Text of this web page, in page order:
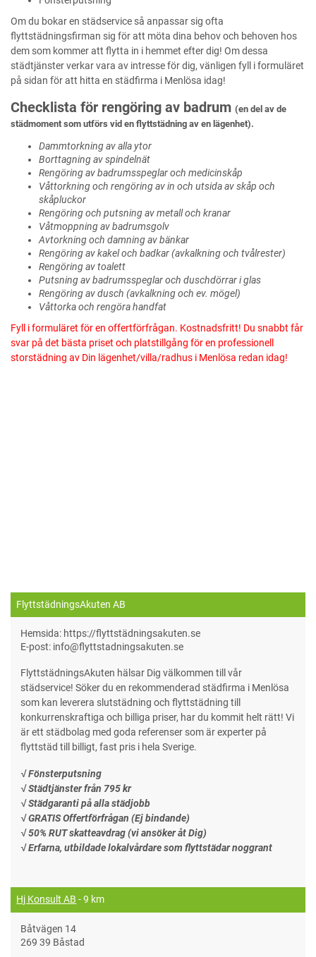
Om du bokar en städservice så anpassar sig ofta
flyttstädningsfirman sig för att möta dina behov och behoven hos
dem som kommer att flytta in i hemmet efter dig! Om dessa
städtjänster verkar vara av intresse för dig, vänligen fyll i formuläret
på sidan för att hitta en städfirma i Menlösa idag!
Checklista för rengöring av badrum (en del av de
städmoment som utförs vid en flyttstädning av en lägenhet).
Dammtorkning av alla ytor
Borttagning av spindelnät
Rengöring av badrumsspeglar och medicinskåp
Våttorkning och rengöring av in och utsida av skåp och
skåpluckor
Rengöring och putsning av metall och kranar
Våtmoppning av badrumsgolv
Avtorkning och damning av bänkar
Rengöring av kakel och badkar (avkalkning och tvålrester)
Rengöring av toalett
Putsning av badrumsspeglar och duschdörrar i glas
Rengöring av dusch (avkalkning och ev. mögel)
Våttorka och rengöra handfat
Fyll i formuläret för en offertförfrågan. Kostnadsfritt! Du snabbt får
svar på det bästa priset och platstillgång för en professionell
storstädning av Din lägenhet/villa/radhus i Menlösa redan idag!
FlyttstädningsAkuten AB
Hemsida: https://flyttstädningsakuten.se
E-post: info@flyttstadningsakuten.se
FlyttstädningsAkuten hälsar Dig välkommen till vår
städservice! Söker du en rekommenderad städfirma i Menlösa
som kan leverera slutstädning och flyttstädning till
konkurrenskraftiga och billiga priser, har du kommit helt rätt! Vi
är ett städbolag med goda referenser som är experter på
flyttstäd till billigt, fast pris i hela Sverige.
√ Fönsterputsning
√ Städtjänster från 795 kr
√ Städgaranti på alla städjobb
√ GRATIS Offertförfrågan (Ej bindande)
√ 50% RUT skatteavdrag (vi ansöker åt Dig)
√ Erfarna, utbildade lokalvårdare som flyttstädar noggrant
Hj Konsult AB - 9 km
Båtvägen 14
269 39 Båstad